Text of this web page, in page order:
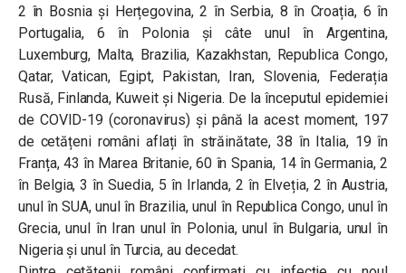
2 în Bosnia și Herțegovina, 2 în Serbia, 8 în Croația, 6 în
Portugalia, 6 în Polonia și câte unul în Argentina,
Luxemburg, Malta, Brazilia, Kazakhstan, Republica Congo,
Qatar, Vatican, Egipt, Pakistan, Iran, Slovenia, Federația
Rusă, Finlanda, Kuweit și Nigeria. De la începutul epidemiei
de COVID-19 (coronavirus) și până la acest moment, 197
de cetățeni români aflați în străinătate, 38 în Italia, 19 în
Franța, 43 în Marea Britanie, 60 în Spania, 14 în Germania, 2
în Belgia, 3 în Suedia, 5 în Irlanda, 2 în Elveția, 2 în Austria,
unul în SUA, unul în Brazilia, unul în Republica Congo, unul în
Grecia, unul în Iran unul în Polonia, unul în Bulgaria, unul în
Nigeria și unul în Turcia, au decedat.